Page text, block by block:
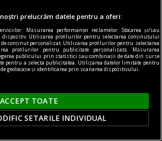
poate, măsura tuturor
prelucrăm datele pentru a oferi:
Măsurarea performanței reclamelor. Stocarea și/sau
dispozitiv. Utilizarea profilurilor pentru selectarea conținutului
conținut personalizat. Utilizarea profilurilor pentru selectarea
profilurilor pentru publicitate personalizată. Măsurarea
publicului prin statistici sau combinații de date din surse
pentru a selecta publicitatea. Utilizarea datelor limitate pentru
geolocație și identificarea prin scanarea dispozitivului.
ACCEPT TOATE
SETARILE INDIVIDUAL